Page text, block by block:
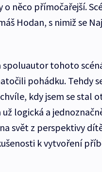
něco přímočařejší.
Hodan, s nimiž se
spoluautor tohoto
pohádku. Tehdy
kdy jsem se stal
logická a
svět z perspektivy
k vytvoření